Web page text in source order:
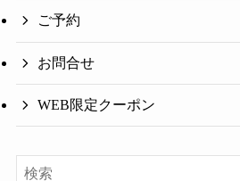
ご予約
お問合せ
WEB限定クーポン